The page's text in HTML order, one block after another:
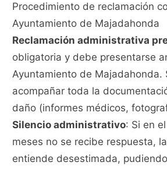
Procedimiento de reclamación
Ayuntamiento de Majadahonda
Reclamación administrativa
obligatoria y debe presentarse
Ayuntamiento de Majadahonda.
acompañar toda la
daño (informes médicos,
Silencio administrativo: Si en
meses no se recibe respuesta,
entiende desestimada,